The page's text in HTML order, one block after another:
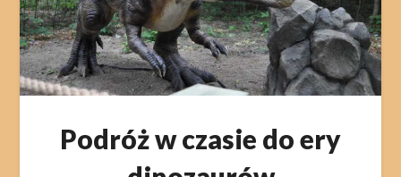
Podróż w czasie do ery